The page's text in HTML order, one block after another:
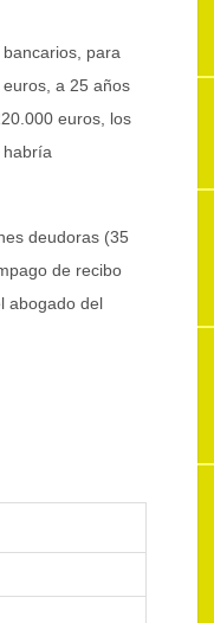
para
a 25 años
euros, los
deudoras (35
de recibo
abogado del